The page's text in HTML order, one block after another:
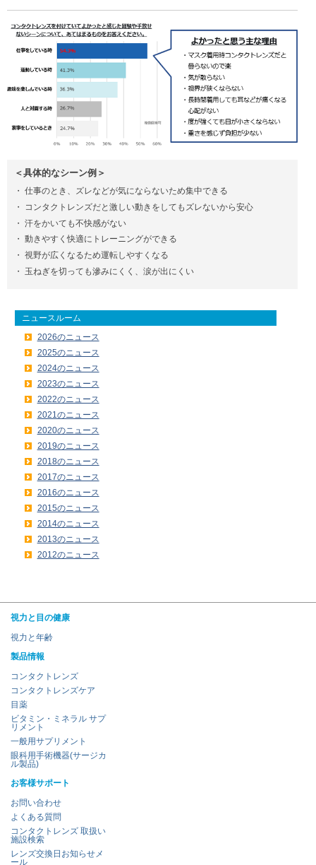
＜具体的なシーン例＞
・ 仕事のとき、ズレなどが気にならないため集中できる
・
コンタクトレンズだと激しい動きをしてもズレないから安心
・ 汗をかいても不快感がない
・ 動きやすく快適にトレーニングができる
・ 視野が広くなるため運転しやすくなる
・
玉ねぎを切っても滲みにくく、涙が出にくい
ニュースルーム
2026のニュース
2025のニュース
2024のニュース
2023のニュース
2022のニュース
2021のニュース
2020のニュース
2019のニュース
2018のニュース
2017のニュース
2016のニュース
2015のニュース
2014のニュース
2013のニュース
2012のニュース
視力と目の健康
視力と年齢
製品情報
コンタクトレンズ
コンタクトレンズケア
目薬
ビタミン・ミネラル サプ
リメント
一般用サプリメント
眼科用手術機器(サージカ
ル製品)
お客様サポート
お問い合わせ
よくある質問
コンタクトレンズ 取扱い
施設検索
レンズ交換日お知らせメ
ール